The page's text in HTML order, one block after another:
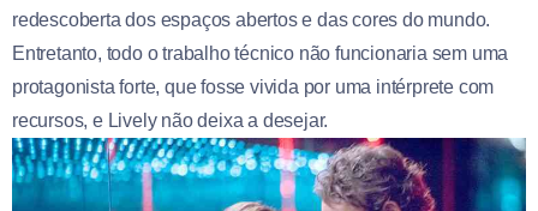
redescoberta dos espaços abertos e das cores do mundo.
Entretanto, todo o trabalho técnico não funcionaria sem uma
protagonista forte, que fosse vivida por uma intérprete com
recursos, e Lively não deixa a desejar.